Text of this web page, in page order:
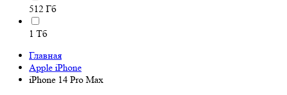
512 Гб
1 Тб
Главная
Apple iPhone
iPhone 14 Pro Max